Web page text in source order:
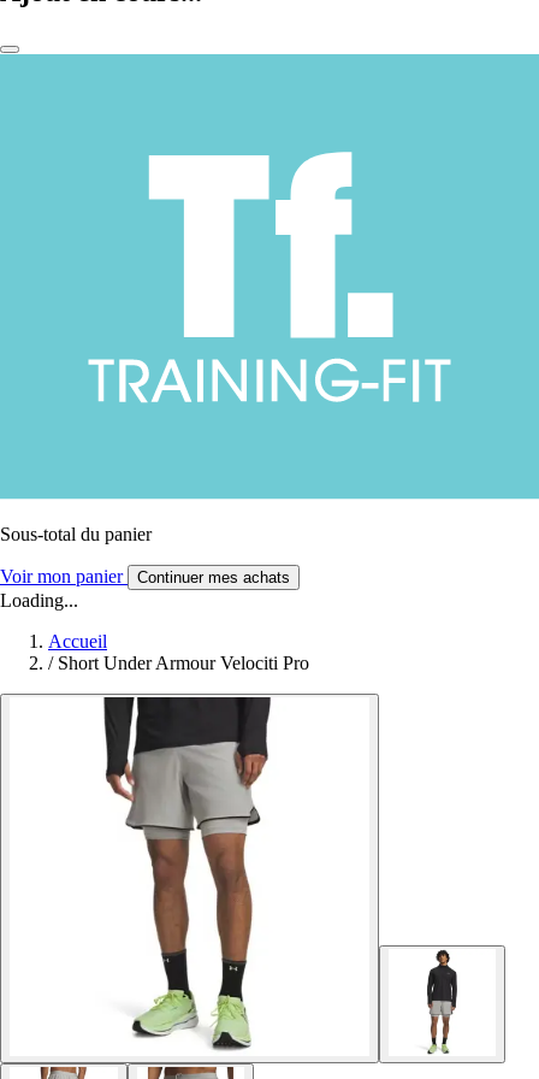
Sous-total du panier
Voir mon panier Continuer mes achats
Loading...
Accueil
/ Short Under Armour Velociti Pro